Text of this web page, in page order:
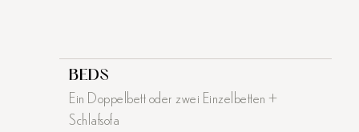
BEDS
Ein Doppelbett oder zwei Einzelbetten +
Schlafsofa